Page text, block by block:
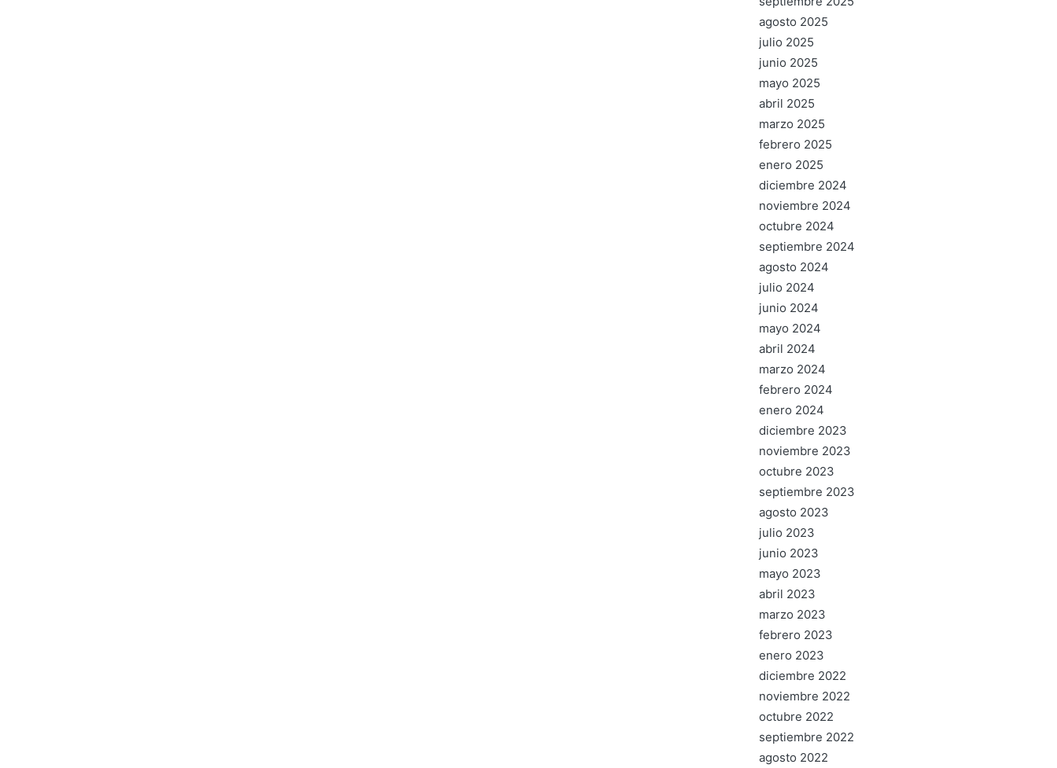
agosto 2025
julio 2025
junio 2025
mayo 2025
abril 2025
marzo 2025
febrero 2025
enero 2025
diciembre 2024
noviembre 2024
octubre 2024
septiembre 2024
agosto 2024
julio 2024
junio 2024
mayo 2024
abril 2024
marzo 2024
febrero 2024
enero 2024
diciembre 2023
noviembre 2023
octubre 2023
septiembre 2023
agosto 2023
julio 2023
junio 2023
mayo 2023
abril 2023
marzo 2023
febrero 2023
enero 2023
diciembre 2022
noviembre 2022
octubre 2022
septiembre 2022
agosto 2022